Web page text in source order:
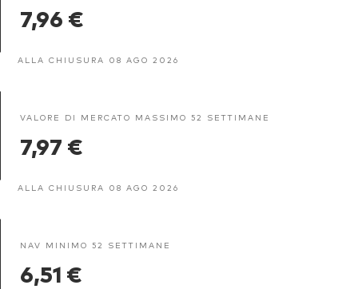
7,96 €
ALLA CHIUSURA 08 AGO 2026
VALORE DI MERCATO MASSIMO 52 SETTIMANE
7,97 €
ALLA CHIUSURA 08 AGO 2026
NAV MINIMO 52 SETTIMANE
6,51 €